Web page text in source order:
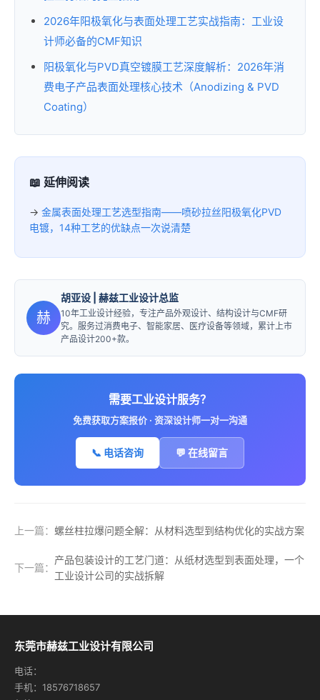
2026年阳极氧化与表面处理工艺实战指南：工业设
计师必备的CMF知识
阳极氧化与PVD真空镀膜工艺深度解析：2026年消
费电子产品表面处理核心技术（Anodizing & PVD
Coating）
📖 延伸阅读
→ 金属表面处理工艺选型指南——喷砂拉丝阳极氧化PVD
电镀，14种工艺的优缺点一次说清楚
赫
胡亚设 | 赫兹工业设计总监
10年工业设计经验，专注产品外观设计、结构设计与CMF研
究。服务过消费电子、智能家居、医疗设备等领域，累计上市
产品设计200+款。
需要工业设计服务？
免费获取方案报价 · 资深设计师一对一沟通
📞 电话咨询 💬 在线留言
上一篇： 螺丝柱拉爆问题全解：从材料选型到结构优化的实战方案
下一篇：
产品包装设计的工艺门道：从纸材选型到表面处理，一个
工业设计公司的实战拆解
东莞市赫兹工业设计有限公司
电话：
手机：18576718657